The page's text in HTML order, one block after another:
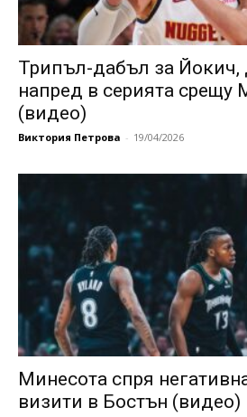
Трипъл-дабъл за Йокич,
напред в серията срещу
(видео)
Виктория Петрова - 19/04/2026
Минесота спря
визити в Бостън (видео)